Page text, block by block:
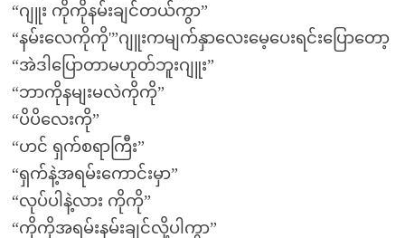
“ဂျူး ကိုကိုနမ်းချင်တယ်ကွာ”
“နမ်းလေကိုကို'”ဂျူးကမျက်နှာလေးမေ့ပေးရင်းပြောတော့
“အဲဒါပြောတာမဟုတ်ဘူးဂျူး”
“ဘာကိုနမျးမလဲကိုကို”
“ပိပိလေးကို”
“ဟင် ရှက်စရာကြီး”
“ရှက်နဲ့အရမ်းကောင်းမှာ”
“လုပ်ပါနဲ့လား ကိုကို”
“ကိုကိုအရမ်းနမ်းချင်လို့ပါကွာ”